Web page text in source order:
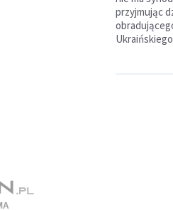
przyjmując